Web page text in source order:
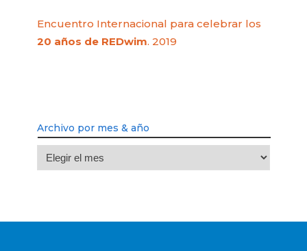
Encuentro Internacional para celebrar los
20 años de REDwim. 2019
Archivo por mes & año
Archivo
por
año